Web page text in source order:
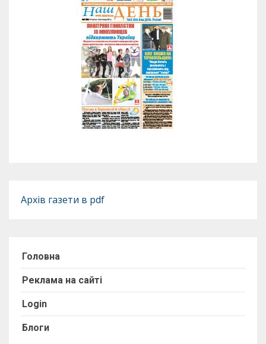
Архів газети в pdf
Головна
Реклама на сайті
Login
Блоги